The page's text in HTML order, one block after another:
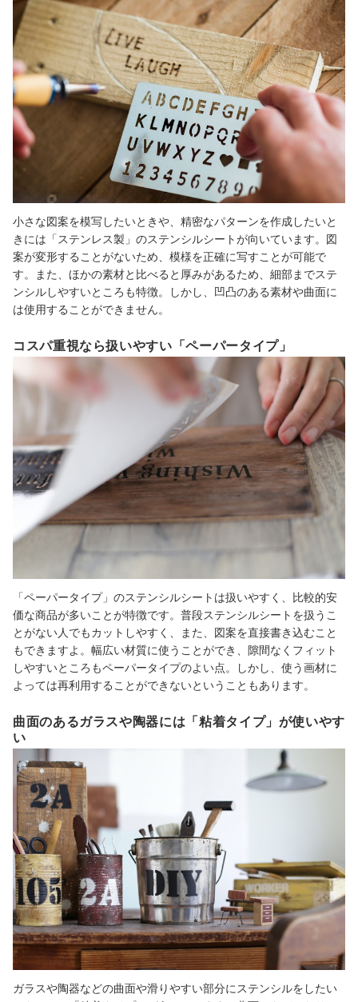
小さな図案を模写したいときや、精密なパターンを作成したいと
きには「ステンレス製」のステンシルシートが向いています。図
案が変形することがないため、模様を正確に写すことが可能で
す。また、ほかの素材と比べると厚みがあるため、細部までステ
ンシルしやすいところも特徴。しかし、凹凸のある素材や曲面に
は使用することができません。
コスパ重視なら扱いやすい「ペーパータイプ」
「ペーパータイプ」のステンシルシートは扱いやすく、比較的安
価な商品が多いことが特徴です。普段ステンシルシートを扱うこ
とがない人でもカットしやすく、また、図案を直接書き込むこと
もできますよ。幅広い材質に使うことができ、隙間なくフィット
しやすいところもペーパータイプのよい点。しかし、使う画材に
よっては再利用することができないということもあります。
曲面のあるガラスや陶器には「粘着タイプ」が使いやす
い
ガラスや陶器などの曲面や滑りやすい部分にステンシルをしたい